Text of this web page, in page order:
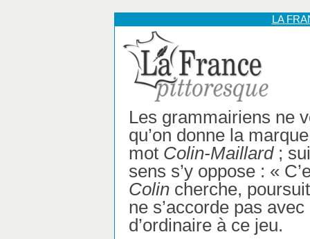
LA
Les grammairiens ne
qu’on donne la
mot Colin-Maillard;
sens s’y oppose : «
Colin cherche,
ne s’accorde pas
d’ordinaire à ce jeu.